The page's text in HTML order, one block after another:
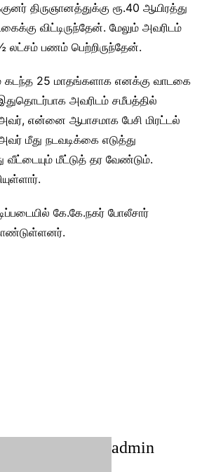
திருஞானத்துக்கு ரூ.40 ஆயிரத்து
விட்டிருந்தேன். மேலும் அவரிடம்
லட்சம் பணம் பெற்றிருந்தேன்.
கடந்த 25 மாதங்களாக எனக்கு வாடகை
அவரிடம் சமீபத்தில்
என்னை ஆபாசமாக பேசி மிரட்டல்
மீது நடவடிக்கை எடுத்து
மீட்டுத் தர வேண்டும்.
கே.கே.நகர் போலீசார்
admin